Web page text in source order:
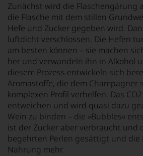
Zunächst wird die Flaschengärung
die Flasche mit dem stillen
Hefe und Zucker gegeben wird.
luftdicht verschlossen. Die Hefen
am besten können – sie machen
her und verwandeln ihn in Alkohol
diesem Prozess entwickeln sich
Aromastoffe, die dem Champagner
komplexen Profil verhelfen. Das
entweichen und wird quasi dazu
Wein zu binden – die »Bubbles«
ist der Zucker aber verbraucht und
begehrten Perlen gesättigt und die
Nahrung mehr.